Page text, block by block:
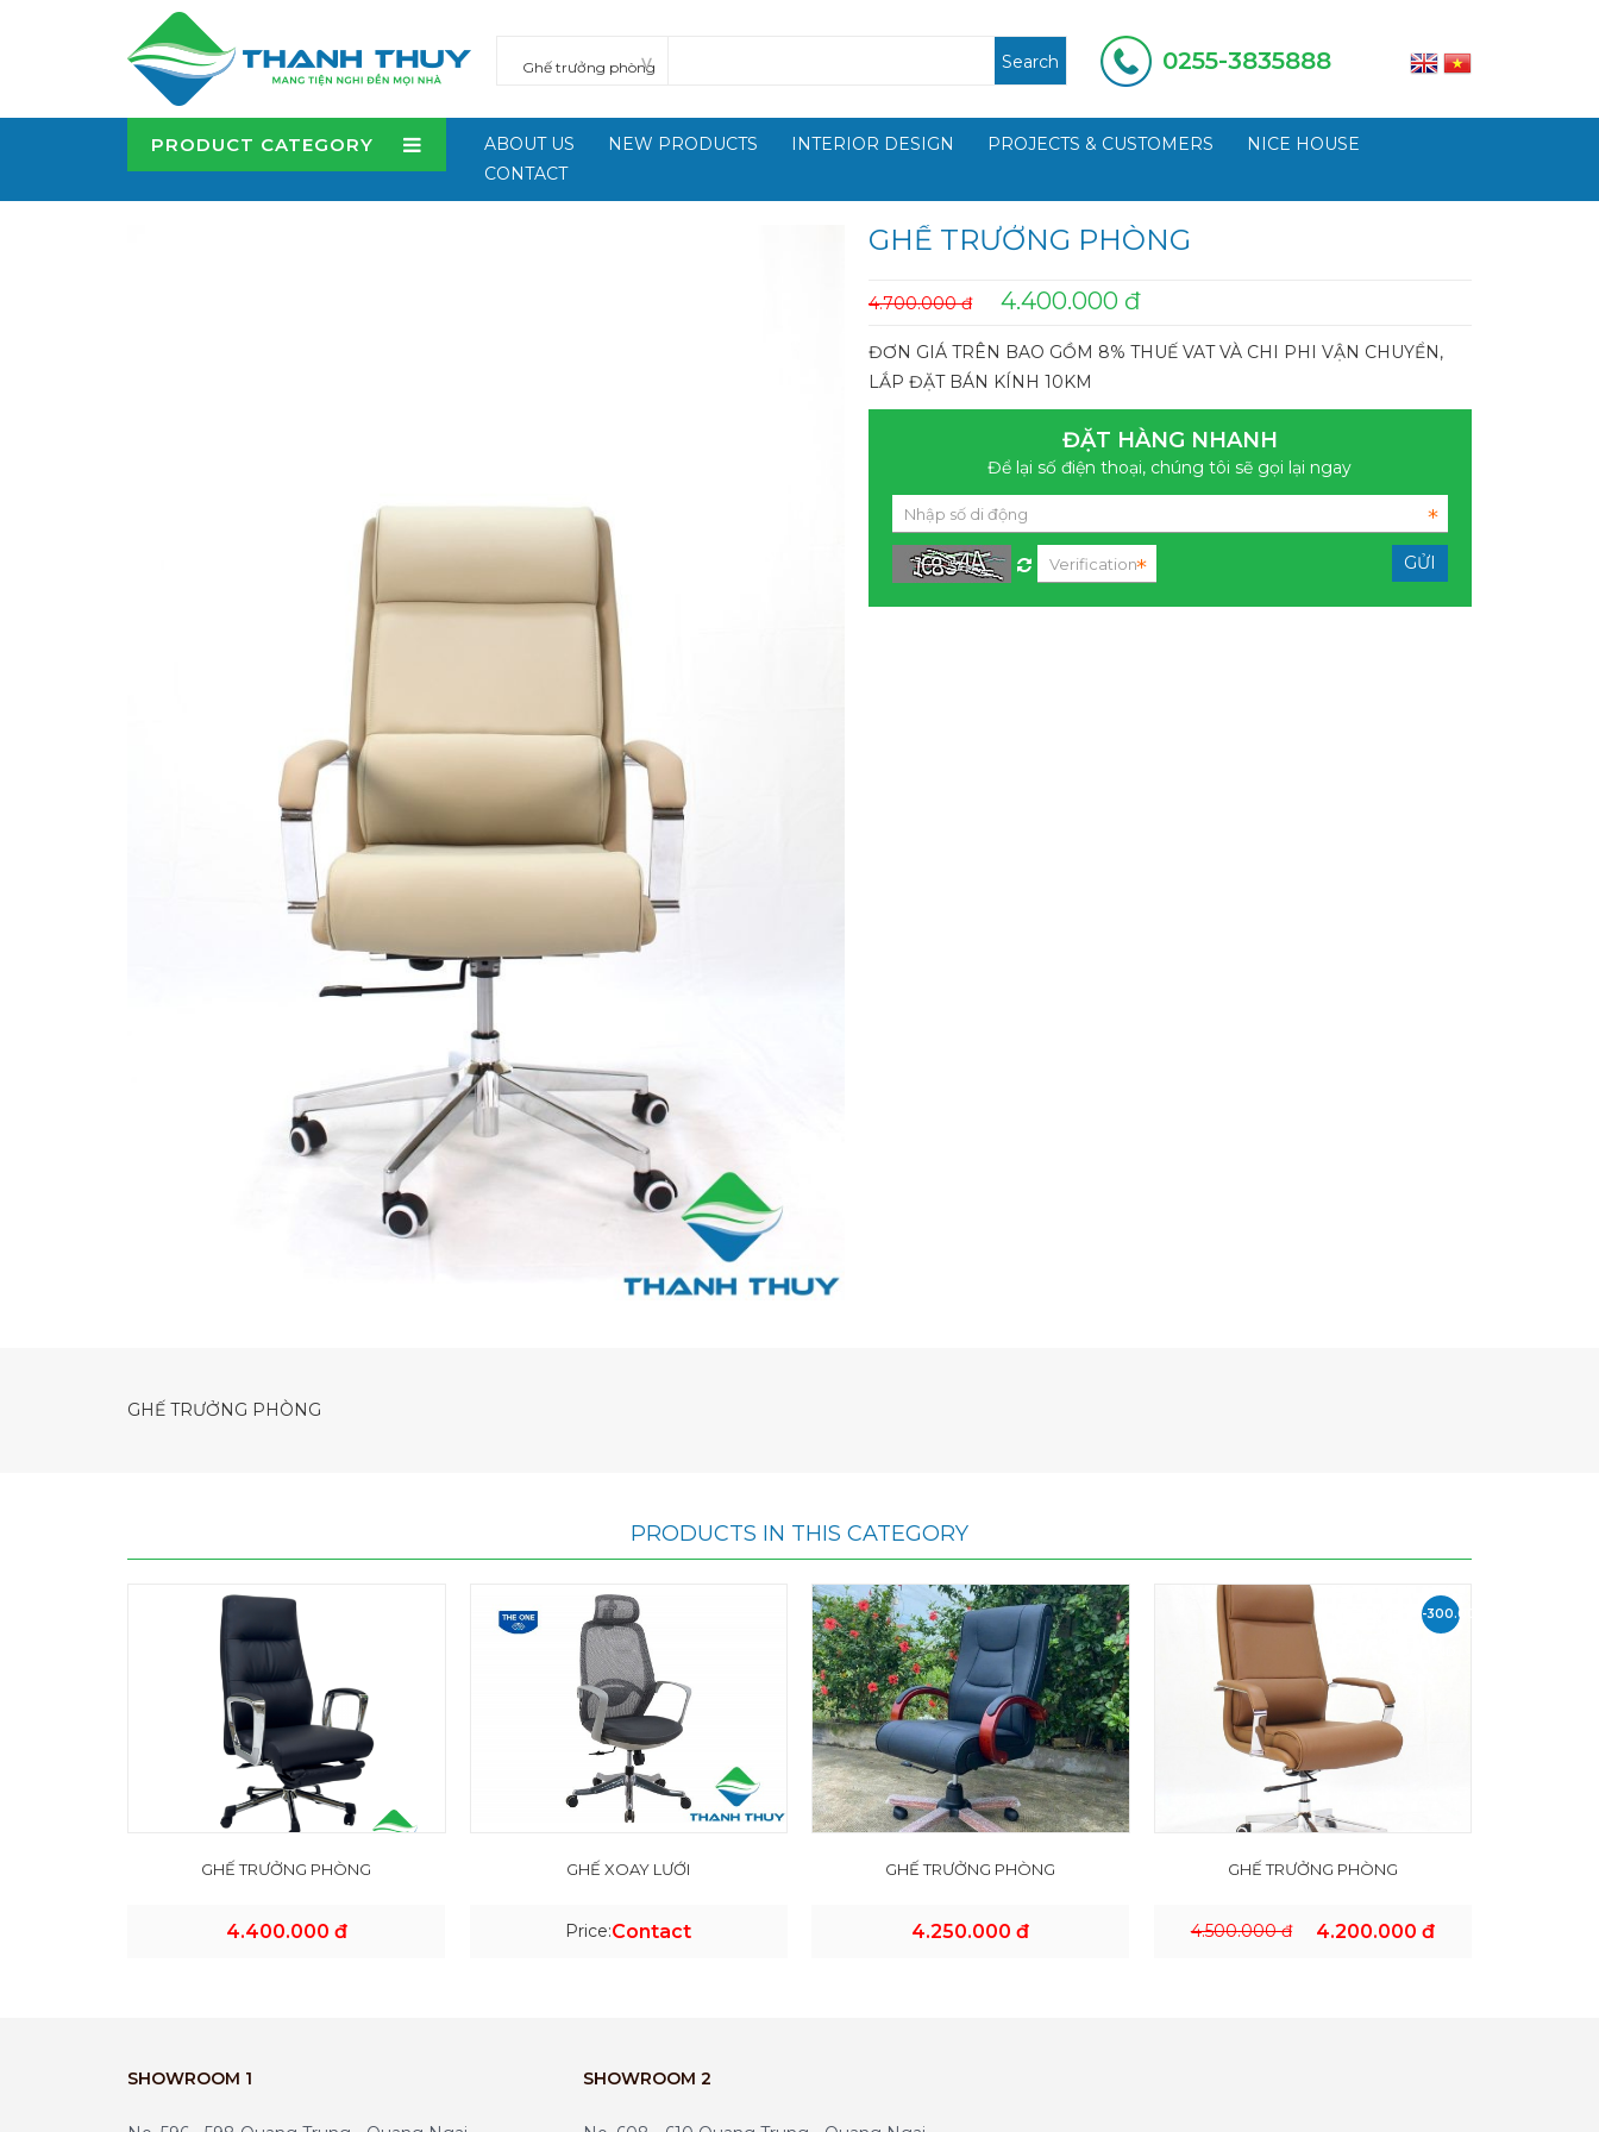
Search 0255-3835888
PRODUCT CATEGORY ABOUT US NEW PRODUCTS INTERIOR DESIGN PROJECTS & CUSTOMERS
NICE HOUSE
CONTACT
GHẾ TRƯỞNG PHÒNG
4.700.000 đ 4.400.000 đ
ĐƠN GIÁ TRÊN BAO GỒM 8% THUẾ VAT VÀ CHI PHI VẬN CHUYỂN,
LẮP ĐẶT BÁN KÍNH 10KM
ĐẶT HÀNG NHANH
Để lại số điện thoại, chúng tôi sẽ gọi lại ngay
GHẾ TRƯỞNG PHÒNG
PRODUCTS IN THIS CATEGORY
GHẾ TRƯỞNG PHÒNG
4.400.000 đ
GHẾ XOAY LƯỚI
Price:Contact
GHẾ TRƯỞNG PHÒNG
4.250.000 đ
-300.000
GHẾ TRƯỞNG PHÒNG
4.500.000 đ 4.200.000 đ
SHOWROOM 1 SHOWROOM 2